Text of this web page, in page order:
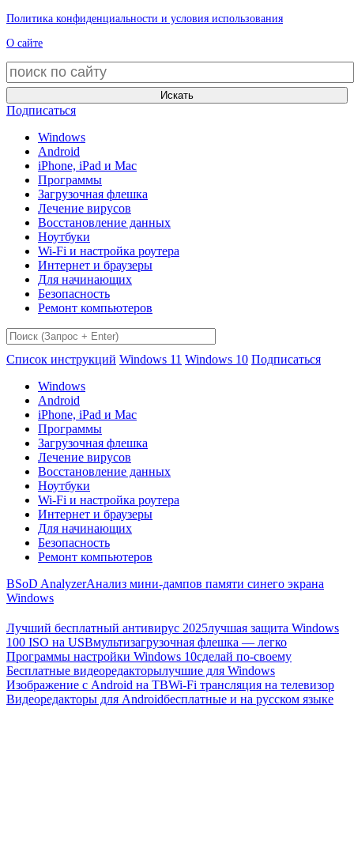
Политика конфиденциальности и условия использования
О сайте
Искать
Подписаться
Windows
Android
iPhone, iPad и Mac
Программы
Загрузочная флешка
Лечение вирусов
Восстановление данных
Ноутбуки
Wi-Fi и настройка роутера
Интернет и браузеры
Для начинающих
Безопасность
Ремонт компьютеров
Список инструкций Windows 11 Windows 10 Подписаться
Windows
Android
iPhone, iPad и Mac
Программы
Загрузочная флешка
Лечение вирусов
Восстановление данных
Ноутбуки
Wi-Fi и настройка роутера
Интернет и браузеры
Для начинающих
Безопасность
Ремонт компьютеров
BSoD AnalyzerАнализ мини-дампов памяти синего экрана
Windows
Лучший бесплатный антивирус 2025лучшая защита Windows
100 ISO на USBмультизагрузочная флешка — легко
Программы настройки Windows 10сделай по-своему
Бесплатные видеоредакторылучшие для Windows
Изображение с Android на ТВWi-Fi трансляция на телевизор
Видеоредакторы для Androidбесплатные и на русском языке